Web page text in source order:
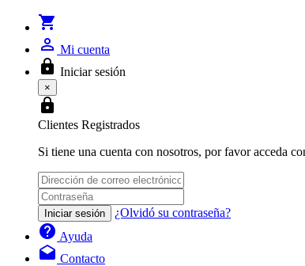
shopping_cart
person_outline Mi cuenta
lock Iniciar sesión
×
lock
Clientes Registrados
Si tiene una cuenta con nosotros, por favor acceda
Iniciar sesión ¿Olvidó su contraseña?
help Ayuda
drafts Contacto